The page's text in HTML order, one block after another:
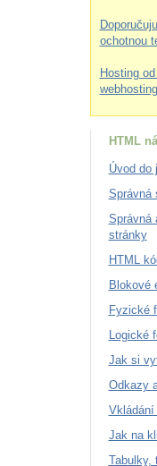
Doporučuju
ochotnou
Hosting od
HTML
Úvod do
Správná
Správná
stránky
HTML
Blokové
Fyzické
Logické
Jak si
Odkazy
Vkládání
Jak na
Tabulky,